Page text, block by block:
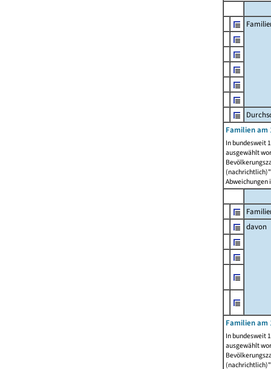
Familien am
In bundesweit
ausgewählt
Abweichungen
davon
Familien am
In bundesweit
ausgewählt